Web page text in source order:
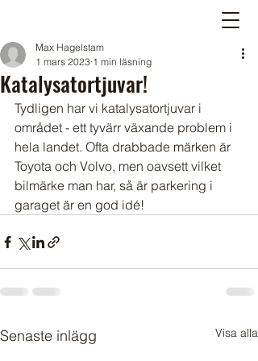
Katalysatortjuvar!
Max Hagelstam
1 mars 2023 1 min läsning
Tydligen har vi katalysatortjuvar i
området - ett tyvärr växande problem i
hela landet. Ofta drabbade märken är
Toyota och Volvo, men oavsett vilket
bilmärke man har, så är parkering i
garaget är en god idé!
Senaste inlägg Visa alla